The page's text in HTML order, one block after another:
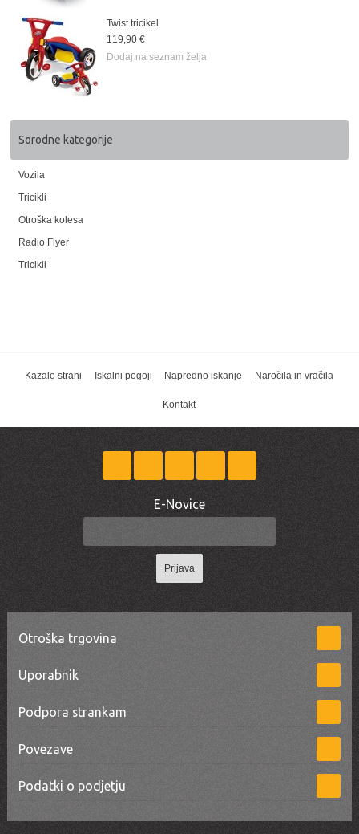
Twist tricikel
119,90 €
Dodaj na seznam želja
Sorodne kategorije
Vozila
Tricikli
Otroška kolesa
Radio Flyer
Tricikli
Kazalo strani Iskalni pogoji Napredno iskanje Naročila in vračila
Kontakt
E-Novice
Prijava
Otroška trgovina
Uporabnik
Podpora strankam
Povezave
Podatki o podjetju